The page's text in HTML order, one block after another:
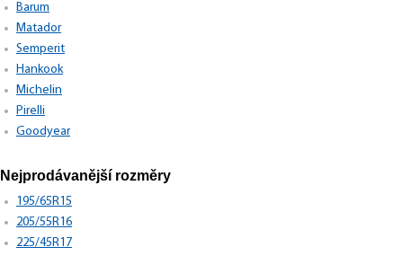
Barum
Matador
Semperit
Hankook
Michelin
Pirelli
Goodyear
Nejprodávanější rozměry
195/65R15
205/55R16
225/45R17